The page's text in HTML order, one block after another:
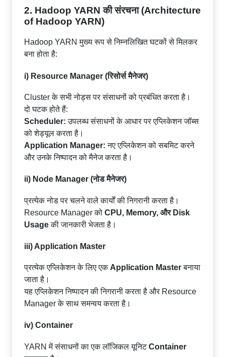
2. Hadoop YARN की संरचना (Architecture
of Hadoop YARN)
Hadoop YARN मुख्य रूप से निम्नलिखित घटकों से मिलकर
बना होता है:
i) Resource Manager (रिसोर्स मैनेजर)
Cluster के सभी नोड्स पर संसाधनों को प्रबंधित करता है।
दो घटक होते हैं:
Scheduler: उपलब्ध संसाधनों के आधार पर एप्लिकेशन जॉब्स
को शेड्यूल करता है।
Application Manager: नए एप्लिकेशन को सबमिट करने
और उनके निष्पादन को मैनेज करता है।
ii) Node Manager (नोड मैनेजर)
प्रत्येक नोड पर चलने वाले कार्यों की निगरानी करता है।
Resource Manager को CPU, Memory, और Disk
Usageकी जानकारी भेजता है।
iii) Application Master
प्रत्येक एप्लिकेशन के लिए एक Application Masterबनाया
जाता है।
यह एप्लिकेशन निष्पादन की निगरानी करता है और Resource
Manager के साथ समन्वय करता है।
iv) Container
YARN में संसाधनों का एक लॉजिकल यूनिटContainer